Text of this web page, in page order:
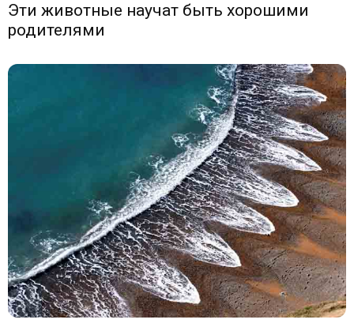
Эти животные научат быть хорошими
родителями